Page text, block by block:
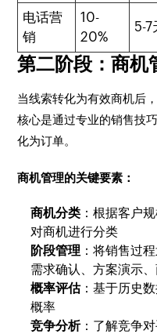
电话营
销
10-
20%
5-7
第二阶段：商机
当线索转化为有效商机后
核心是通过专业的销售技
化为订单。
商机管理的关键要素：
商机分类 ：根据客户
对商机进行分类
阶段管理 ：将销售过
需求确认、方案演示
概率评估：基于历史
概率
竞争分析：了解竞争